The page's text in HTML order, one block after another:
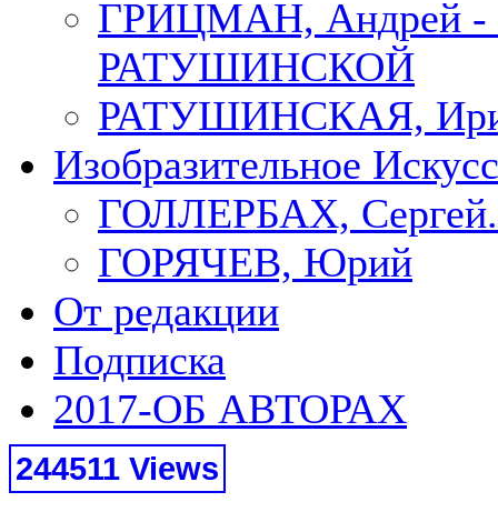
ГРИЦМАН,
РАТУШИНСКОЙ
РАТУШИНСКАЯ,
Изобразительное
ГОЛЛЕРБАХ, Сергей.
ГОРЯЧЕВ, Юрий
От редакции
Подписка
2017-ОБ АВТОРАХ
244511 Views